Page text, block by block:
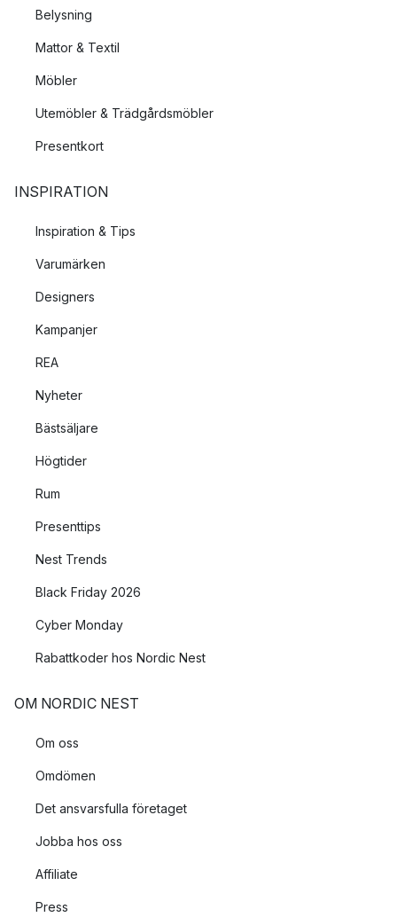
Belysning
Mattor & Textil
Möbler
Utemöbler & Trädgårdsmöbler
Presentkort
INSPIRATION
Inspiration & Tips
Varumärken
Designers
Kampanjer
REA
Nyheter
Bästsäljare
Högtider
Rum
Presenttips
Nest Trends
Black Friday 2026
Cyber Monday
Rabattkoder hos Nordic Nest
OM NORDIC NEST
Om oss
Omdömen
Det ansvarsfulla företaget
Jobba hos oss
Affiliate
Press